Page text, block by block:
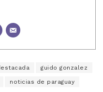
guido gonzalez
noticias de paraguay